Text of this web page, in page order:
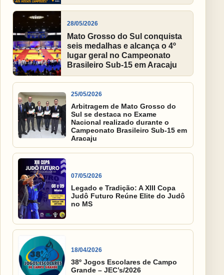
28/05/2026
Mato Grosso do Sul conquista
seis medalhas e alcança o 4º
lugar geral no Campeonato
Brasileiro Sub-15 em Aracaju
25/05/2026
Arbitragem de Mato Grosso do
Sul se destaca no Exame
Nacional realizado durante o
Campeonato Brasileiro Sub-15 em
Aracaju
07/05/2026
Legado e Tradição: A XIII Copa
Judô Futuro Reúne Elite do Judô
no MS
18/04/2026
38º Jogos Escolares de Campo
Grande – JEC’s/2026